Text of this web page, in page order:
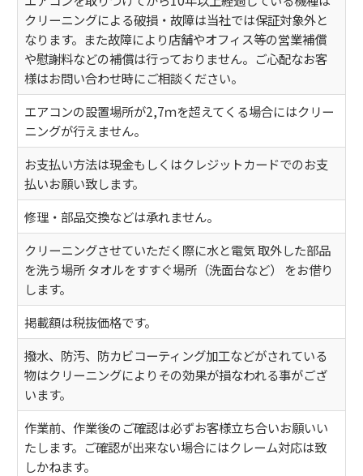
クリーニングによる破損・故障は当社では保証対象外と
なります。また故障により店舗やオフィス等の営業補償
や慰謝料などの補償は行っておりません。ご心配なお客
様はお問い合わせ時にご相談ください。
エアコンの設置場所が2,7ｍを超えてくる場合にはクリー
ニングが行えません。
お支払い方法は現金もしくはクレジットカードでのお支
払いお願い致します。
修理・部品交換などは承れません。
クリーニングさせていただく際に水と電気 取外した部品
を洗う場所 タオルをすすぐ場所（洗面台など） をお借り
します。
掲載額は税抜価格です。
撥水、防汚、防カビコーティング加工などがされている
物はクリーニングによりその効果が損なわれる事がござ
います。
作業前、作業後のご確認は必ずお客様立ち合いお願いい
たします。ご確認が出来ない場合にはクレーム対応は致
しかねます。